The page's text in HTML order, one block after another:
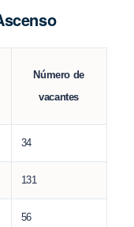
Número de
vacantes
34
131
56